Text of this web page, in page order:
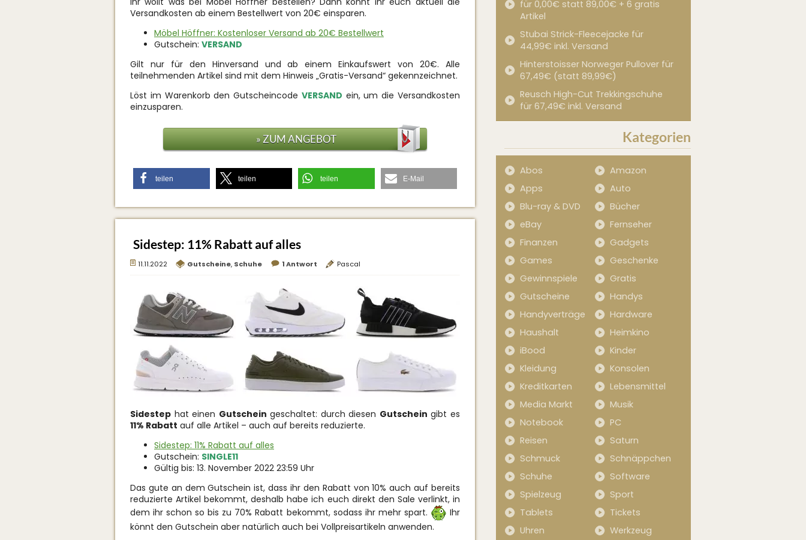
Versandkosten ab einem Bestellwert von 20€ einsparen.
Möbel Höffner: Kostenloser Versand ab 20€ Bestellwert
Gutschein: VERSAND
Gilt nur für den Hinversand und ab einem Einkaufswert von 20€. Alle
teilnehmenden Artikel sind mit dem Hinweis „Gratis-Versand“ gekennzeichnet.
Löst im Warenkorb den Gutscheincode VERSAND ein, um die Versandkosten
einzusparen.
» ZUM ANGEBOT
teilen teilen teilen E-Mail
Sidestep: 11% Rabatt auf alles
11.11.2022 Gutscheine, Schuhe 1 Antwort Pascal
Sidestep hat einen Gutschein geschaltet: durch diesen Gutschein gibt es
11% Rabatt auf alle Artikel – auch auf bereits reduzierte.
Sidestep: 11% Rabatt auf alles
Gutschein: SINGLE11
Gültig bis: 13. November 2022 23:59 Uhr
Das gute an dem Gutschein ist, dass ihr den Rabatt von 10% auch auf bereits
reduzierte Artikel bekommt, deshalb habe ich euch direkt den Sale verlinkt, in
dem ihr schon so bis zu 70% Rabatt bekommt, sodass ihr mehr spart.
Ihr
könnt den Gutschein aber natürlich auch bei Vollpreisartikeln anwenden.
für 0,00€ statt 89,00€ + 6 gratis
Artikel
Stubai Strick-Fleecejacke für
44,99€ inkl. Versand
Hinterstoisser Norweger Pullover für
67,49€ (statt 89,99€)
Reusch High-Cut Trekkingschuhe
für 67,49€ inkl. Versand
Kategorien
Abos
Amazon
Apps
Auto
Blu-ray & DVD
Bücher
eBay
Fernseher
Finanzen
Gadgets
Games
Geschenke
Gewinnspiele
Gratis
Gutscheine
Handys
Handyverträge
Hardware
Haushalt
Heimkino
iBood
Kinder
Kleidung
Konsolen
Kreditkarten
Lebensmittel
Media Markt
Musik
Notebook
PC
Reisen
Saturn
Schmuck
Schnäppchen
Schuhe
Software
Spielzeug
Sport
Tablets
Tickets
Uhren
Werkzeug